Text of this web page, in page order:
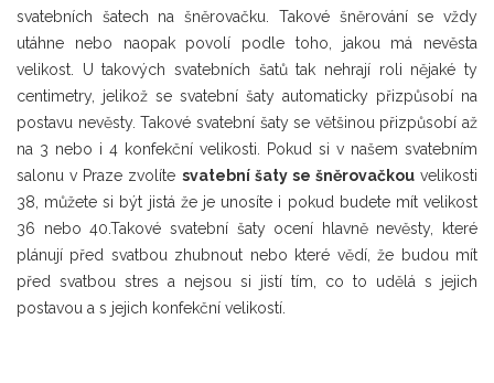
svatebních šatech na šněrovačku. Takové šněrování se vždy
utáhne nebo naopak povolí podle toho, jakou má nevěsta
velikost. U takových svatebních šatů tak nehrají roli nějaké ty
centimetry, jelikož se svatební šaty automaticky přizpůsobí na
postavu nevěsty. Takové svatební šaty se většinou přizpůsobí až
na 3 nebo i 4 konfekční velikosti. Pokud si v našem svatebním
salonu v Praze zvolíte svatební šaty se šněrovačkouvelikosti
38, můžete si být jistá že je unosíte i pokud budete mít velikost
36 nebo 40.Takové svatební šaty ocení hlavně nevěsty, které
plánují před svatbou zhubnout nebo které vědí, že budou mít
před svatbou stres a nejsou si jistí tím, co to udělá s jejich
postavou a s jejich konfekční velikostí.